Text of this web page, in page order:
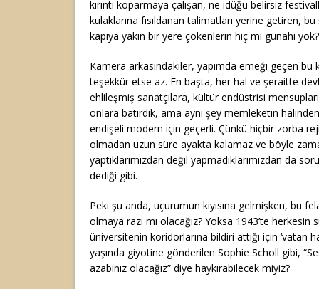
kırıntı koparmaya çalışan, ne idüğü belirsiz
kulaklarına fısıldanan talimatları yerine getiren,
kapıya yakın bir yere çökenlerin hiç mi günahı yok?
Kamera arkasındakiler, yapımda emeği geçen bu
teşekkür etse az. En başta, her hal ve şeraitte
ehlileşmiş sanatçılara, kültür endüstrisi
onlara batırdık, ama aynı şey memleketin
endişeli modern için geçerli. Çünkü hiçbir zorba
olmadan uzun süre ayakta kalamaz ve böyle
yaptıklarımızdan değil yapmadıklarımızdan da
dediği gibi.
Peki şu anda, uçurumun kıyısına gelmişken, bu
olmaya razı mı olacağız? Yoksa 1943’te
üniversitenin koridorlarına bildiri attığı için ‘vatan
yaşında giyotine gönderilen Sophie Scholl gibi,
azabınız olacağız” diye haykırabilecek miyiz?